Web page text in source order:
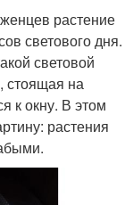
растение
светового дня.
световой
стоящая на
к окну. В этом
растения